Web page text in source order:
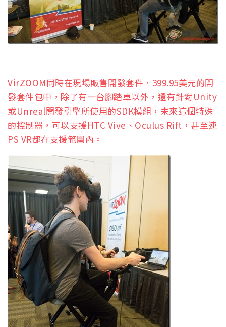
VirZOOM同時在現場販售開發套件，399.95美元的開
發套件包中，除了有一台腳踏車以外，還有針對Unity
或Unreal開發引擎所使用的SDK模組，未來這個特殊
的控制器，可以支援HTC Vive、Oculus Rift，甚至連
PS VR都在支援範圍內。